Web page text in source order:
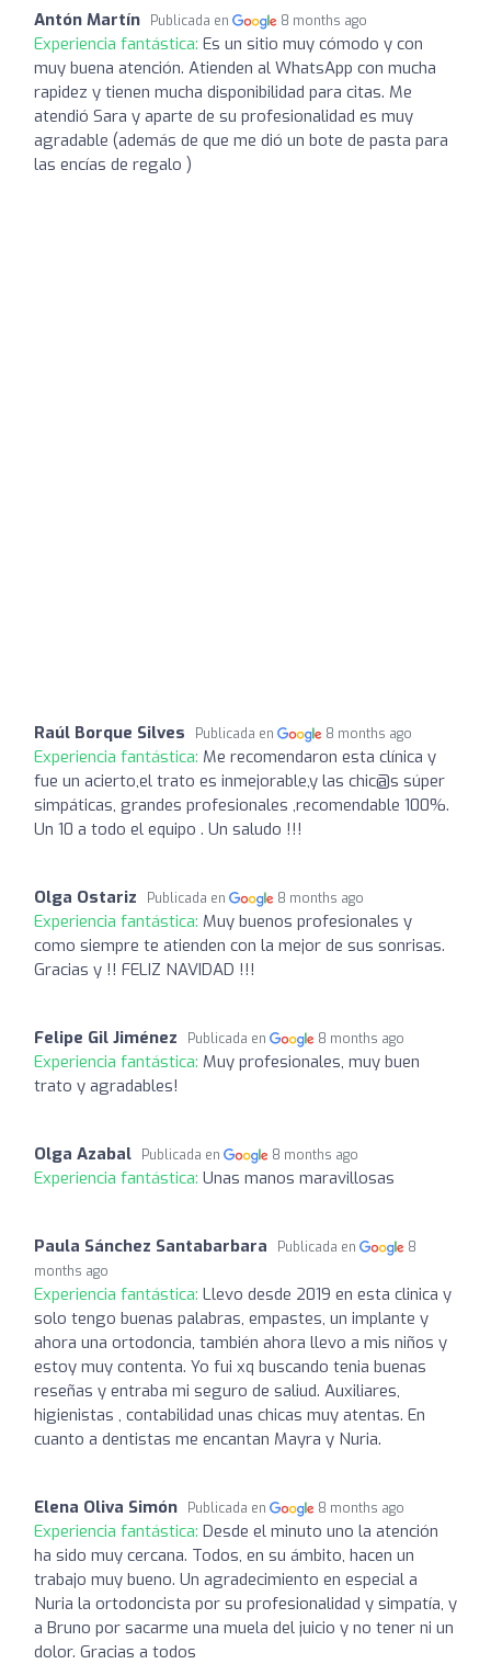
Antón Martín Publicada en 8 months ago
Experiencia fantástica: Es un sitio muy cómodo y con
muy buena atención. Atienden al WhatsApp con mucha
rapidez y tienen mucha disponibilidad para citas. Me
atendió Sara y aparte de su profesionalidad es muy
agradable (además de que me dió un bote de pasta para
las encías de regalo )
Raúl Borque Silves Publicada en 8 months ago
Experiencia fantástica: Me recomendaron esta clínica y
fue un acierto,el trato es inmejorable,y las chic@s súper
simpáticas, grandes profesionales ,recomendable 100%.
Un 10 a todo el equipo . Un saludo !!!
Olga Ostariz Publicada en 8 months ago
Experiencia fantástica: Muy buenos profesionales y
como siempre te atienden con la mejor de sus sonrisas.
Gracias y !! FELIZ NAVIDAD !!!
Felipe Gil Jiménez Publicada en 8 months ago
Experiencia fantástica: Muy profesionales, muy buen
trato y agradables!
Olga Azabal Publicada en 8 months ago
Experiencia fantástica: Unas manos maravillosas
Paula Sánchez Santabarbara Publicada en
8
months ago
Experiencia fantástica: Llevo desde 2019 en esta clinica y
solo tengo buenas palabras, empastes, un implante y
ahora una ortodoncia, también ahora llevo a mis niños y
estoy muy contenta. Yo fui xq buscando tenia buenas
reseñas y entraba mi seguro de saliud. Auxiliares,
higienistas , contabilidad unas chicas muy atentas. En
cuanto a dentistas me encantan Mayra y Nuria.
Elena Oliva Simón Publicada en 8 months ago
Experiencia fantástica: Desde el minuto uno la atención
ha sido muy cercana. Todos, en su ámbito, hacen un
trabajo muy bueno. Un agradecimiento en especial a
Nuria la ortodoncista por su profesionalidad y simpatía, y
a Bruno por sacarme una muela del juicio y no tener ni un
dolor. Gracias a todos